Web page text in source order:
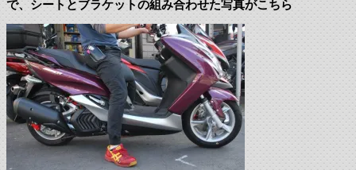
で、シートとブラケットの組み合わせた写真がこちら